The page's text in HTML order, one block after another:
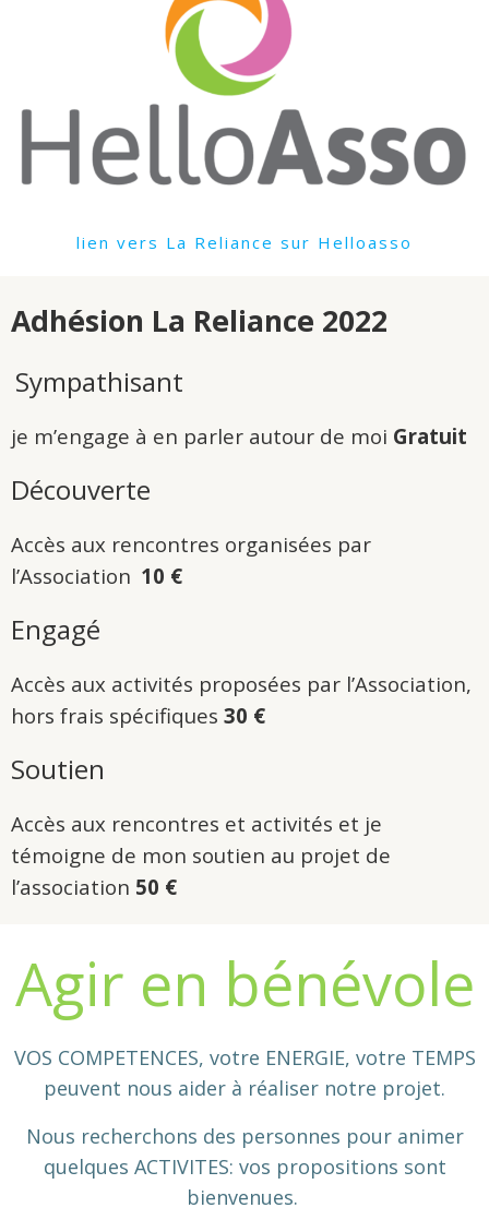
lien vers La Reliance sur Helloasso
Adhésion La Reliance 2022
Sympathisant
je m’engage à en parler autour de moi Gratuit
Découverte
Accès aux rencontres organisées par
l’Association 10 €
Engagé
Accès aux activités proposées par l’Association,
hors frais spécifiques 30 €
Soutien
Accès aux rencontres et activités et je
témoigne de mon soutien au projet de
l’association 50 €
Agir en bénévole
VOS COMPETENCES, votre ENERGIE, votre TEMPS
peuvent nous aider à réaliser notre projet.
Nous recherchons des personnes pour animer
quelques ACTIVITES: vos propositions sont
bienvenues.